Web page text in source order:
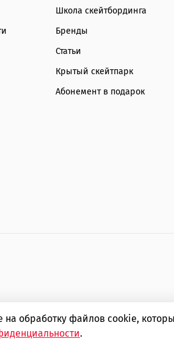
Школа скейтбординга
Бренды
Статьи
Крытый скейтпарк
Абонемент в подарок
видов спорта SIMPLE
310366823500102
на обработку файлов cookie,
.